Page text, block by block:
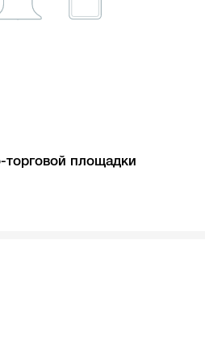
торговой площадки